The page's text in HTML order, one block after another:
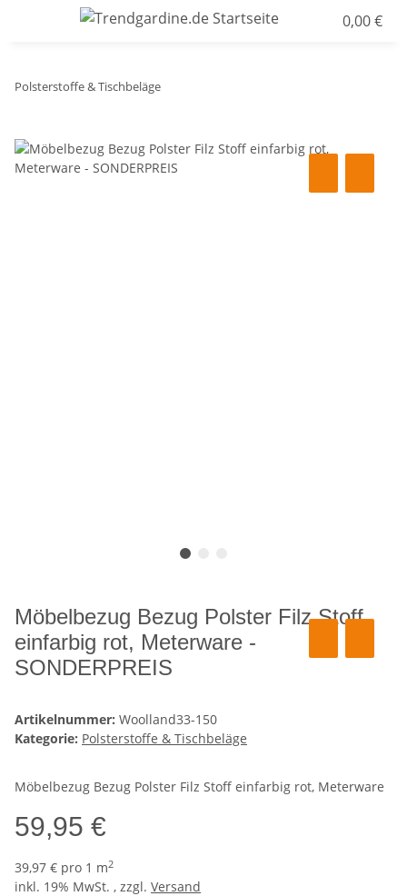
0,00 €
Polsterstoffe & Tischbeläge
Möbelbezug Bezug Polster Filz Stoff
einfarbig rot, Meterware -
SONDERPREIS
Artikelnummer: Woolland33-150
Kategorie: Polsterstoffe & Tischbeläge
Möbelbezug Bezug Polster Filz Stoff einfarbig rot, Meterware
59,95 €
39,97 € pro 1 m2
inkl. 19% MwSt. , zzgl. Versand